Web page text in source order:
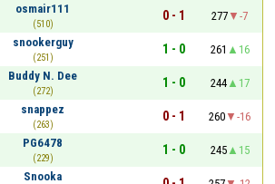
osmair111
(510)
0 - 1 277
-7
snookerguy
(251)
1 - 0 261
16
Buddy N. Dee
(272)
1 - 0 244
17
snappez
(263)
0 - 1 260
-16
PG6478
(229)
1 - 0 245
15
Snooka